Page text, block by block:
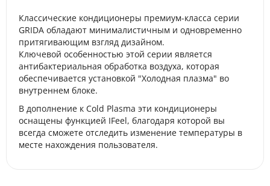
Классические кондиционеры премиум-класса серии
GRIDA обладают минималистичным и одновременно
притягивающим взгляд дизайном.
Ключевой особенностью этой серии является
антибактериальная обработка воздуха, которая
обеспечивается установкой "Холодная плазма" во
внутреннем блоке.
В дополнение к Cold Plasma эти кондиционеры
оснащены функцией IFeel, благодаря которой вы
всегда сможете отследить изменение температуры в
месте нахождения пользователя.